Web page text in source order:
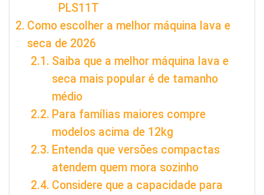
PLS11T
Como escolher a melhor máquina lava e
seca de 2026
Saiba que a melhor máquina lava e
seca mais popular é de tamanho
médio
Para famílias maiores compre
modelos acima de 12kg
Entenda que versões compactas
atendem quem mora sozinho
Considere que a capacidade para